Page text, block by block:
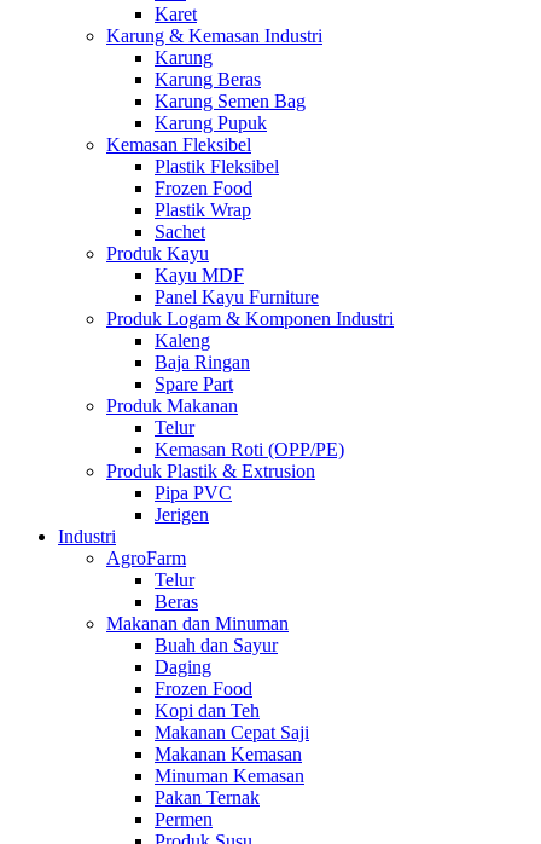
Karet
Karung & Kemasan Industri
Karung
Karung Beras
Karung Semen Bag
Karung Pupuk
Kemasan Fleksibel
Plastik Fleksibel
Frozen Food
Plastik Wrap
Sachet
Produk Kayu
Kayu MDF
Panel Kayu Furniture
Produk Logam & Komponen Industri
Kaleng
Baja Ringan
Spare Part
Produk Makanan
Telur
Kemasan Roti (OPP/PE)
Produk Plastik & Extrusion
Pipa PVC
Jerigen
Industri
AgroFarm
Telur
Beras
Makanan dan Minuman
Buah dan Sayur
Daging
Frozen Food
Kopi dan Teh
Makanan Cepat Saji
Makanan Kemasan
Minuman Kemasan
Pakan Ternak
Permen